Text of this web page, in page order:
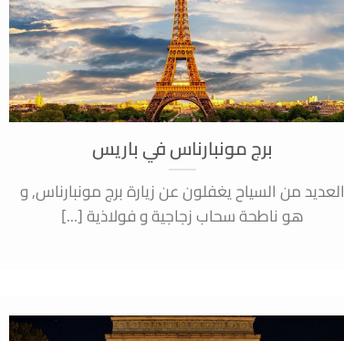
برج مونبارناس في باريس
العديد من السياح يغفلون عن زيارة برج مونبارناس, و
هو ناطحة سحاب زجاجية و فولاذية [...]